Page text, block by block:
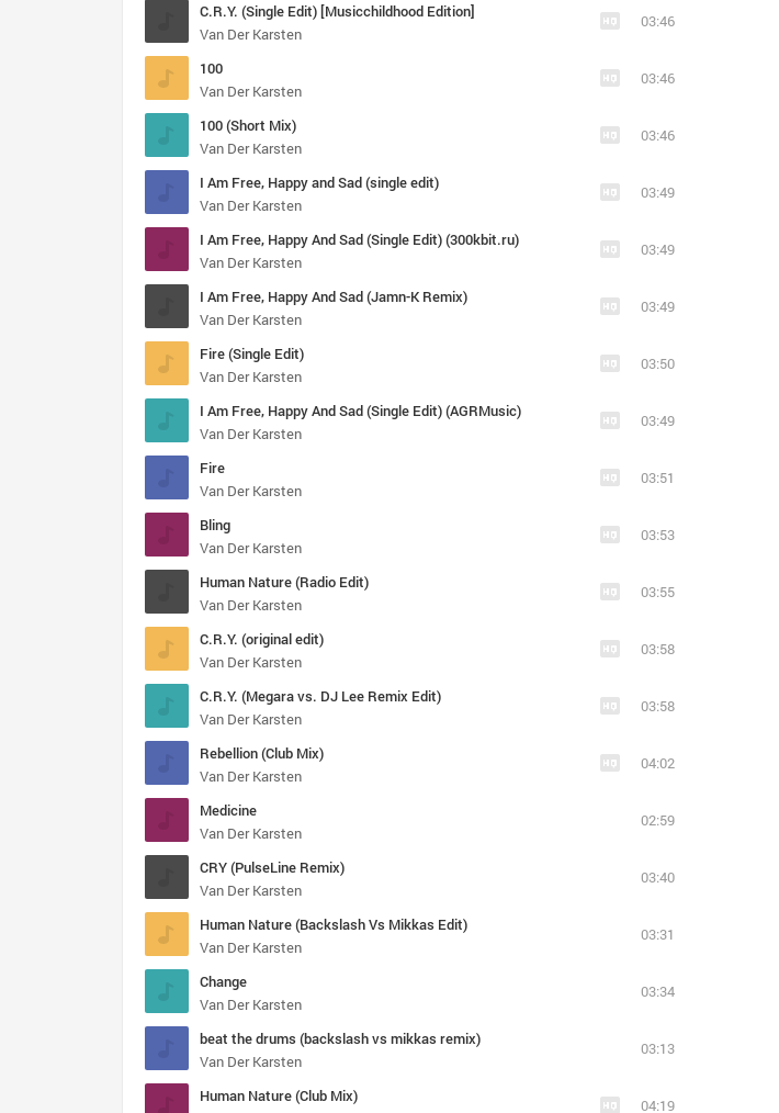
C.R.Y. (Single Edit) [Musicchildhood Edition]
Van Der Karsten
03:46
100
Van Der Karsten
03:46
100 (Short Mix)
Van Der Karsten
03:46
I Am Free, Happy and Sad (single edit)
Van Der Karsten
03:49
I Am Free, Happy And Sad (Single Edit) (300kbit.ru)
Van Der Karsten
03:49
I Am Free, Happy And Sad (Jamn-K Remix)
Van Der Karsten
03:49
Fire (Single Edit)
Van Der Karsten
03:50
I Am Free, Happy And Sad (Single Edit) (AGRMusic)
Van Der Karsten
03:49
Fire
Van Der Karsten
03:51
Bling
Van Der Karsten
03:53
Human Nature (Radio Edit)
Van Der Karsten
03:55
C.R.Y. (original edit)
Van Der Karsten
03:58
C.R.Y. (Megara vs. DJ Lee Remix Edit)
Van Der Karsten
03:58
Rebellion (Club Mix)
Van Der Karsten
04:02
Medicine
Van Der Karsten
02:59
CRY (PulseLine Remix)
Van Der Karsten
03:40
Human Nature (Backslash Vs Mikkas Edit)
Van Der Karsten
03:31
Change
Van Der Karsten
03:34
beat the drums (backslash vs mikkas remix)
Van Der Karsten
03:13
Human Nature (Club Mix)
04:19